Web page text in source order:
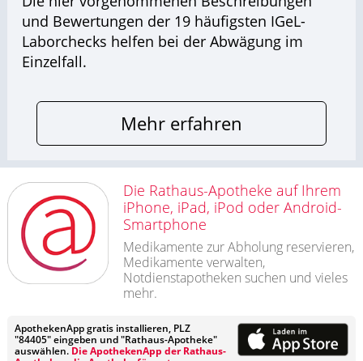
und Bewertungen der 19 häufigsten IGeL-
Laborchecks helfen bei der Abwägung im
Einzelfall.
Mehr erfahren
Die Rathaus-Apotheke auf Ihrem
iPhone, iPad, iPod oder Android-
Smartphone
Medikamente zur Abholung reservieren,
Medikamente verwalten,
Notdienstapotheken suchen und vieles
mehr.
ApothekenApp gratis installieren, PLZ
"84405" eingeben und "Rathaus-Apotheke"
auswählen. Die ApothekenApp der Rathaus-